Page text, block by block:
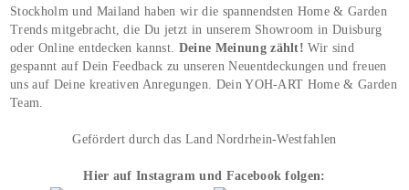
Stockholm und Mailand haben wir die spannendsten Home & Garden
Trends mitgebracht, die Du jetzt in unserem Showroom in Duisburg
oder Online entdecken kannst. Deine Meinung zählt!Wir sind
gespannt auf Dein Feedback zu unseren Neuentdeckungen und freuen
uns auf Deine kreativen Anregungen. Dein YOH‑ART Home & Garden
Team.
Gefördert durch das Land Nordrhein-Westfahlen
Hier auf Instagram und Facebook folgen: